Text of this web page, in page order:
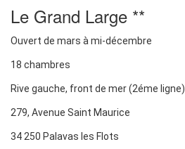
Le Grand Large **
Ouvert de mars à mi-décembre
18 chambres
Rive gauche, front de mer (2éme ligne)
279, Avenue Saint Maurice
34 250 Palavas les Flots